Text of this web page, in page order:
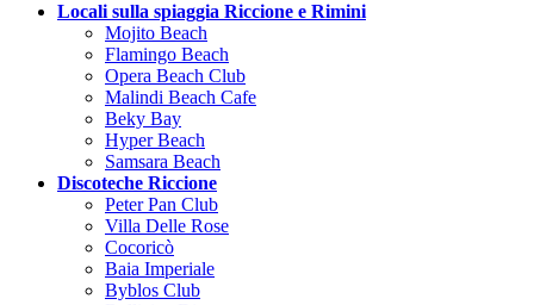
Locali sulla spiaggia Riccione e Rimini
Mojito Beach
Flamingo Beach
Opera Beach Club
Malindi Beach Cafe
Beky Bay
Hyper Beach
Samsara Beach
Discoteche Riccione
Peter Pan Club
Villa Delle Rose
Cocoricò
Baia Imperiale
Byblos Club